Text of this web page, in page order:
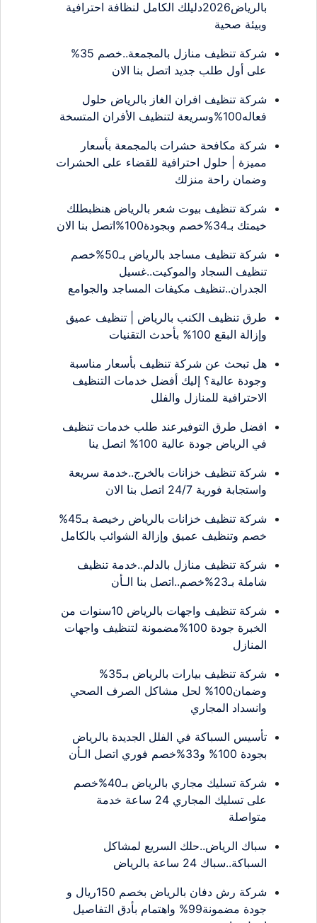
بالرياض2026دليلك الكامل لنظافة احترافية
وبيئة صحية
شركة تنظيف منازل بالمجمعة..خصم 35%
على أول طلب جديد اتصل بنا الان
شركة تنظيف افران الغاز بالرياض حلول
فعاله100%وسريعة لتنظيف الأفران المتسخة
شركة مكافحة حشرات بالمجمعة بأسعار
مميزة | حلول احترافية للقضاء على الحشرات
وضمان راحة منزلك
شركة تنظيف بيوت شعر بالرياض هنظبطلك
خيمتك بـ34%خصم وبجودة100%اتصل بنا الان
شركة تنظيف مساجد بالرياض بـ50%خصم
تنظيف السجاد والموكيت..غسيل
الجدران..تنظيف مكيفات المساجد والجوامع
طرق تنظيف الكنب بالرياض | تنظيف عميق
وإزالة البقع 100% بأحدث التقنيات
هل تبحث عن شركة تنظيف بأسعار مناسبة
وجودة عالية؟ إليك أفضل خدمات التنظيف
الاحترافية للمنازل والفلل
افضل طرق التوفيرعند طلب خدمات تنظيف
في الرياض جودة عالية 100% اتصل ينا
شركة تنظيف خزانات بالخرج..خدمة سريعة
واستجابة فورية 24/7 اتصل بنا الان
شركة تنظيف خزانات بالرياض رخيصة بـ45%
خصم وتنظيف عميق وإزالة الشوائب بالكامل
شركة تنظيف منازل بالدلم..خدمة تنظيف
شاملة بـ23%خصم..اتصل بنا الـأن
شركة تنظيف واجهات بالرياض 10سنوات من
الخبرة جودة 100%مضمونة لتنظيف واجهات
المنازل
شركة تنظيف بيارات بالرياض بـ35%
وضمان100% لحل مشاكل الصرف الصحي
وانسداد المجاري
تأسيس السباكة في الفلل الجديدة بالرياض
بجودة 100% و33%خصم فوري اتصل الـأن
شركة تسليك مجاري بالرياض بـ40%خصم
على تسليك المجاري 24 ساعة خدمة
متواصلة
سباك الرياض..حلك السريع لمشاكل
السباكة..سباك 24 ساعة بالرياض
شركة رش دفان بالرياض بخصم 150ريال و
جودة مضمونة99% واهتمام بأدق التفاصيل